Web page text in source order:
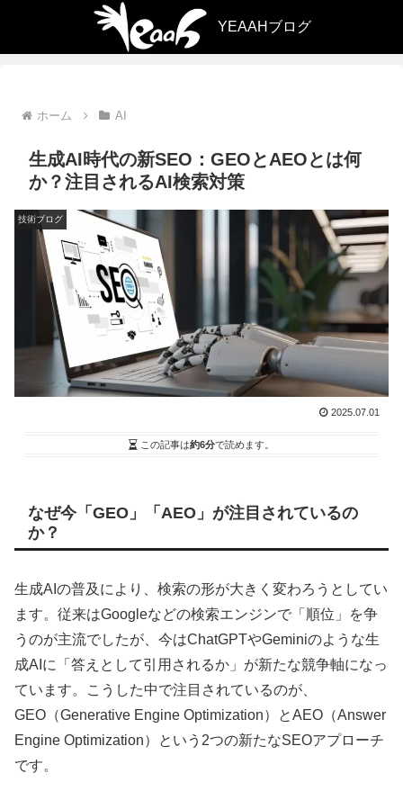
ホーム AI
生成AI時代の新SEO：GEOとAEOとは何
か？注目されるAI検索対策
技術ブログ
2025.07.01
この記事は約6分で読めます。
なぜ今「GEO」「AEO」が注目されているの
か？
生成AIの普及により、検索の形が大きく変わろうとしてい
ます。従来はGoogleなどの検索エンジンで「順位」を争
うのが主流でしたが、今はChatGPTやGeminiのような生
成AIに「答えとして引用されるか」が新たな競争軸になっ
ています。こうした中で注目されているのが、
GEO（Generative Engine Optimization）とAEO（Answer
Engine Optimization）という2つの新たなSEOアプローチ
です。